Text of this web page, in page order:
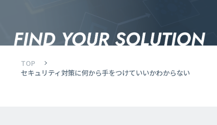
TOP
セキュリティ対策に何から手をつけていいかわからない